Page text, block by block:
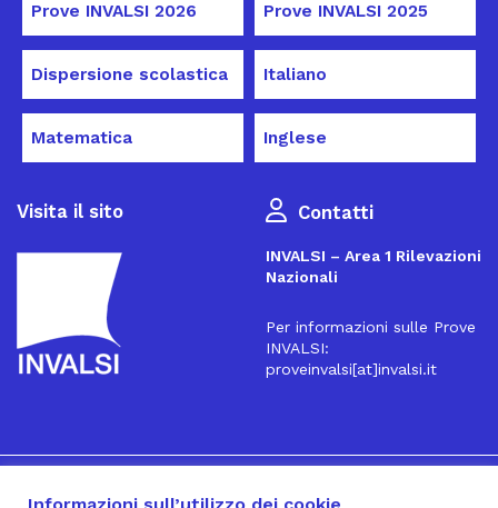
Prove INVALSI 2026 Prove INVALSI 2025
Dispersione scolastica Italiano
Matematica Inglese
Visita il sito Contatti
INVALSI – Area 1 Rilevazioni
Nazionali
Per informazioni sulle Prove
INVALSI:
proveinvalsi[at]invalsi.it
Iscriviti alla Newsletter